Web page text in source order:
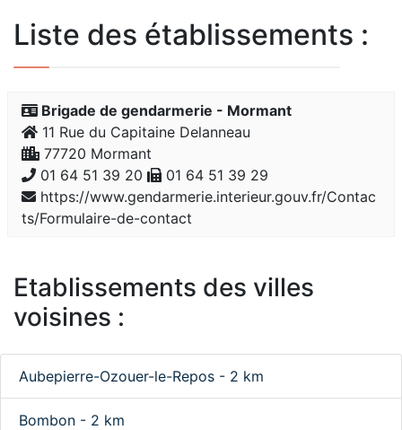
Liste des établissements :
Brigade de gendarmerie - Mormant
11 Rue du Capitaine Delanneau
77720 Mormant
01 64 51 39 20
01 64 51 39 29
https://www.gendarmerie.interieur.gouv.fr/Contac
ts/Formulaire-de-contact
Etablissements des villes
voisines :
Aubepierre-Ozouer-le-Repos - 2 km
Bombon - 2 km